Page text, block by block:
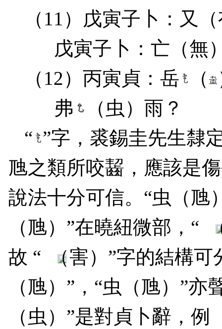
（ 11 ）戊寅子卜：又
戊寅子卜：亡（無
（ 12）丙寅貞：岳 （
弗
（虫）雨？
“ ”字，裘錫圭先生隸
虺之類所咬齧，應該是
說法十分可信。“虫（虺
（虺）”在曉紐微部，“
故 “
（害）”字的結構
（虺）”，“虫（虺）”亦
（虫）”是對貞卜辭，例